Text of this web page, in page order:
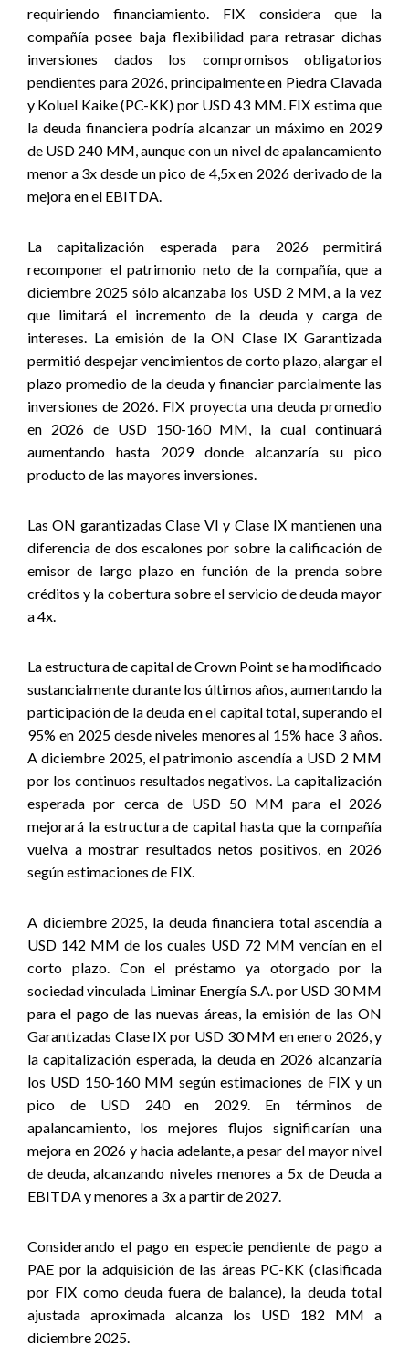
requiriendo financiamiento. FIX considera que la
compañía posee baja flexibilidad para retrasar dichas
inversiones dados los compromisos obligatorios
pendientes para 2026, principalmente en Piedra Clavada
y Koluel Kaike (PC-KK) por USD 43 MM. FIX estima que
la deuda financiera podría alcanzar un máximo en 2029
de USD 240 MM, aunque con un nivel de apalancamiento
menor a 3x desde un pico de 4,5x en 2026 derivado de la
mejora en el EBITDA.
La capitalización esperada para 2026 permitirá
recomponer el patrimonio neto de la compañía, que a
diciembre 2025 sólo alcanzaba los USD 2 MM, a la vez
que limitará el incremento de la deuda y carga de
intereses. La emisión de la ON Clase IX Garantizada
permitió despejar vencimientos de corto plazo, alargar el
plazo promedio de la deuda y financiar parcialmente las
inversiones de 2026. FIX proyecta una deuda promedio
en 2026 de USD 150-160 MM, la cual continuará
aumentando hasta 2029 donde alcanzaría su pico
producto de las mayores inversiones.
Las ON garantizadas Clase VI y Clase IX mantienen una
diferencia de dos escalones por sobre la calificación de
emisor de largo plazo en función de la prenda sobre
créditos y la cobertura sobre el servicio de deuda mayor
a 4x.
La estructura de capital de Crown Point se ha modificado
sustancialmente durante los últimos años, aumentando la
participación de la deuda en el capital total, superando el
95% en 2025 desde niveles menores al 15% hace 3 años.
A diciembre 2025, el patrimonio ascendía a USD 2 MM
por los continuos resultados negativos. La capitalización
esperada por cerca de USD 50 MM para el 2026
mejorará la estructura de capital hasta que la compañía
vuelva a mostrar resultados netos positivos, en 2026
según estimaciones de FIX.
A diciembre 2025, la deuda financiera total ascendía a
USD 142 MM de los cuales USD 72 MM vencían en el
corto plazo. Con el préstamo ya otorgado por la
sociedad vinculada Liminar Energía S.A. por USD 30 MM
para el pago de las nuevas áreas, la emisión de las ON
Garantizadas Clase IX por USD 30 MM en enero 2026, y
la capitalización esperada, la deuda en 2026 alcanzaría
los USD 150-160 MM según estimaciones de FIX y un
pico de USD 240 en 2029. En términos de
apalancamiento, los mejores flujos significarían una
mejora en 2026 y hacia adelante, a pesar del mayor nivel
de deuda, alcanzando niveles menores a 5x de Deuda a
EBITDA y menores a 3x a partir de 2027.
Considerando el pago en especie pendiente de pago a
PAE por la adquisición de las áreas PC-KK (clasificada
por FIX como deuda fuera de balance), la deuda total
ajustada aproximada alcanza los USD 182 MM a
diciembre 2025.